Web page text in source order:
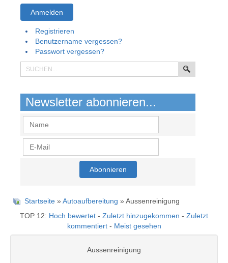
Anmelden
Registrieren
Benutzername vergessen?
Passwort vergessen?
Newsletter abonnieren...
Startseite » Autoaufbereitung » Aussenreinigung
TOP 12: Hoch bewertet - Zuletzt hinzugekommen - Zuletzt
kommentiert- Meist gesehen
Aussenreinigung